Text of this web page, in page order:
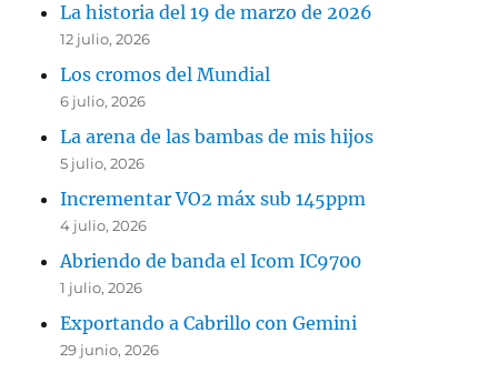
La historia del 19 de marzo de 2026
12 julio, 2026
Los cromos del Mundial
6 julio, 2026
La arena de las bambas de mis hijos
5 julio, 2026
Incrementar VO2 máx sub 145ppm
4 julio, 2026
Abriendo de banda el Icom IC9700
1 julio, 2026
Exportando a Cabrillo con Gemini
29 junio, 2026